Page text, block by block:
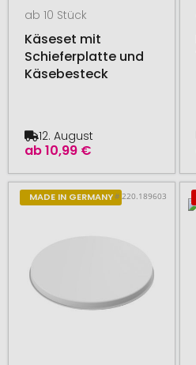
ab 10 Stück
Käseset mit
Schieferplatte und
Käsebesteck
ab10,99 €
12. August
MADE IN GERMANY# 220.189603